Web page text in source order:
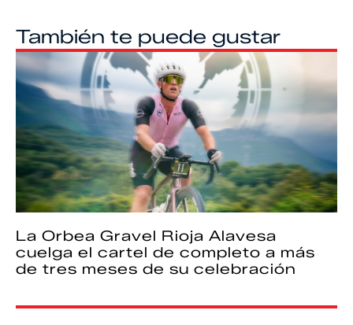
También te puede gustar
La Orbea Gravel Rioja Alavesa
cuelga el cartel de completo a más
de tres meses de su celebración